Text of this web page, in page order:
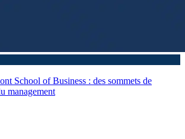
School of Business : des sommets de
management